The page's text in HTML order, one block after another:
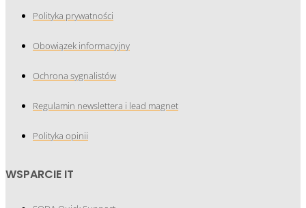
Polityka prywatności
Obowiązek informacyjny
Ochrona sygnalistów
Regulamin newslettera i lead magnet
Polityka opinii
WSPARCIE IT